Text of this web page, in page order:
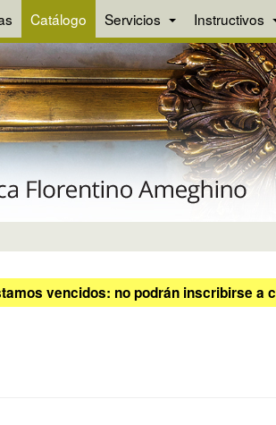
Catálogo Servicios Instructivos
vencidos: no podrán inscribirse a